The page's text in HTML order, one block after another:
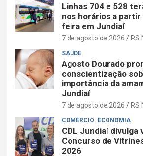
Linhas 704 e 528
nos horários a partir
feira em Jundiaí
7 de agosto de 2026 RS
SAÚDE
Agosto Dourado
conscientização
importância da
Jundiaí
7 de agosto de 2026 RS
COMÉRCIO ECONOMIA
CDL Jundiaí divulga
Concurso de
2026